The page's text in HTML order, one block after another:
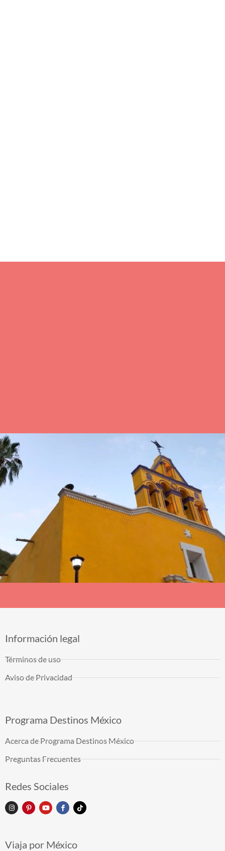
Información legal
Términos de uso
Aviso de Privacidad
Programa Destinos México
Acerca de Programa Destinos México
Preguntas Frecuentes
Redes Sociales
Viaja por México